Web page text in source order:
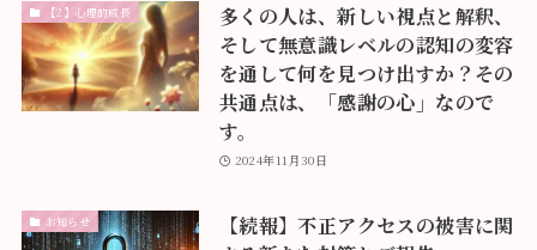
【2】心理的成長
多くの人は、新しい視点と解釈、
そして無意識レベルの認知の変容
を通して何を見つけ出すか？その
共通点は、「感謝の心」なので
す。
2024年11月30日
お知らせ
【続報】不正アクセスの被害に関